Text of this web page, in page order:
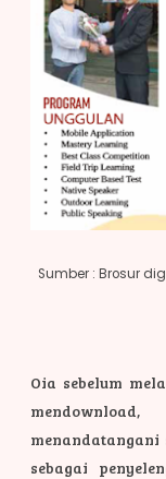
Sumber : Brosur
Oia sebelum
sebagai